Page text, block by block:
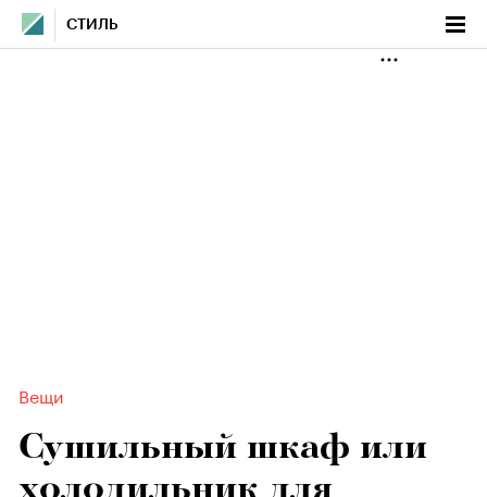
СТИЛЬ
Вещи
Сушильный шкаф или
холодильник для